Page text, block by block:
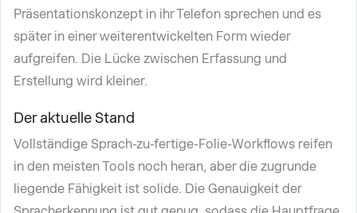
Präsentationskonzept in ihr Telefon sprechen und es
später in einer weiterentwickelten Form wieder
aufgreifen. Die Lücke zwischen Erfassung und
Erstellung wird kleiner.
Der aktuelle Stand
Vollständige Sprach-zu-fertige-Folie-Workflows reifen
in den meisten Tools noch heran, aber die zugrunde
liegende Fähigkeit ist solide. Die Genauigkeit der